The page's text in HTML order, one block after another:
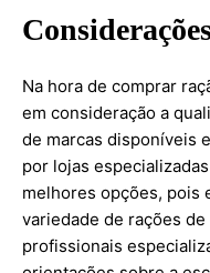
Na hora de comprar
em consideração a
de marcas disponíveis
por lojas
melhores opções, pois
variedade de rações
profissionais